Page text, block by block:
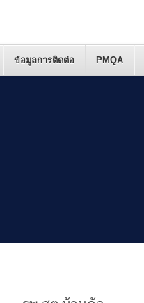
ข้อมูลการติดต่อ PMQA